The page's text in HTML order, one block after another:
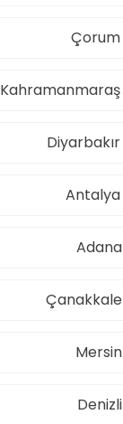
Çorum
Kahramanmaraş
Diyarbakır
Antalya
Adana
Çanakkale
Mersin
Denizli